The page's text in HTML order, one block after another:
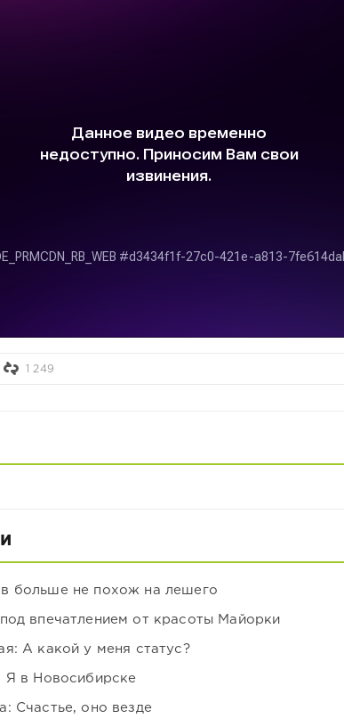
1 249
больше не похож на лешего
впечатлением от красоты Майорки
А какой у меня статус?
Я в Новосибирске
Счастье, оно везде